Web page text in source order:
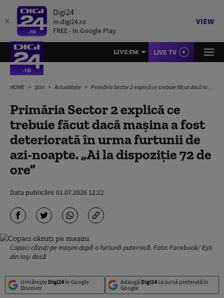
Digi24
m.digi24.ro
FREE - In Google Play
VIEW
LIVE FM LIVE TV
HOME Știri Actualitate Primăria Sector 2 explică ce trebuie făcut dacă mașina a fost deteriorată în urma furtunii de azi-noapte. „Ai la dispoziție 72 de ore”
Primăria Sector 2 explică ce
trebuie făcut dacă mașina a fost
deteriorată în urma furtunii de
azi-noapte. „Ai la dispoziție 72 de
ore”
Data publicării:01.07.2026 12:22
Copaci căzuți pe mașini după o furtună puternică. Foto: Facebook/ Ești
din Iași dacă
Urmărește Digi24în Google
Discover
Adaugă Digi24ca sursă preferată în
Google